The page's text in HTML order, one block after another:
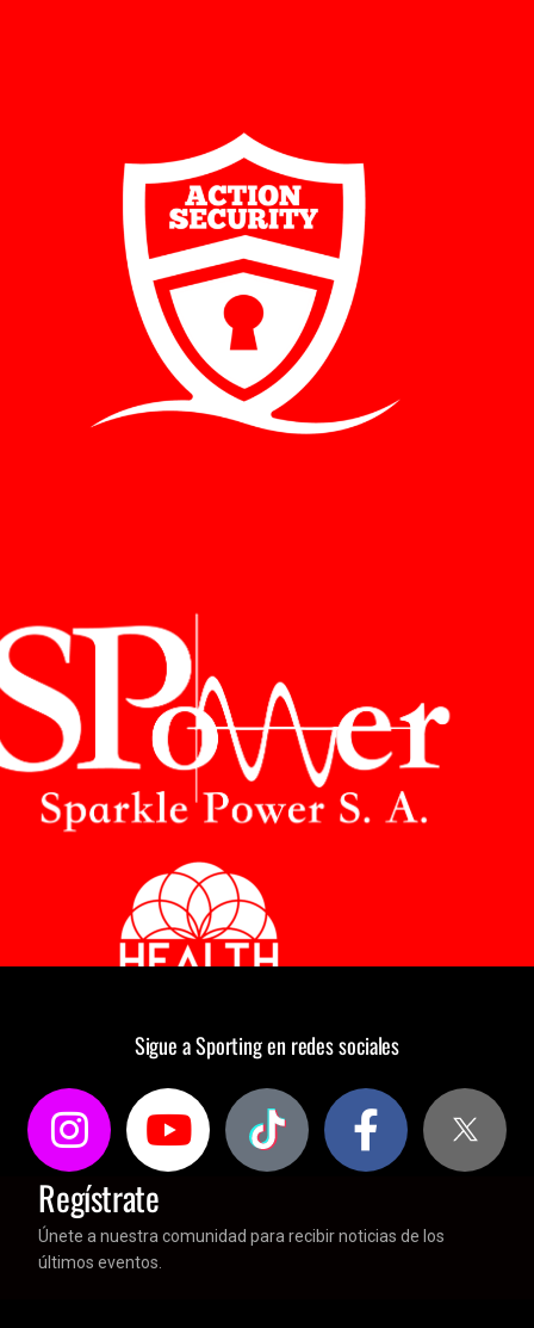
Sigue a Sporting en redes sociales
Regístrate
Únete a nuestra comunidad para recibir noticias de los
últimos eventos.